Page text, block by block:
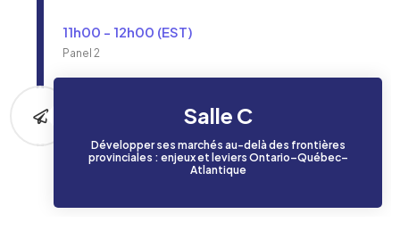
11h00 - 12h00 (EST)
Panel 2
Salle C
Développer ses marchés au-delà des frontières
provinciales : enjeux et leviers Ontario–Québec–
Atlantique